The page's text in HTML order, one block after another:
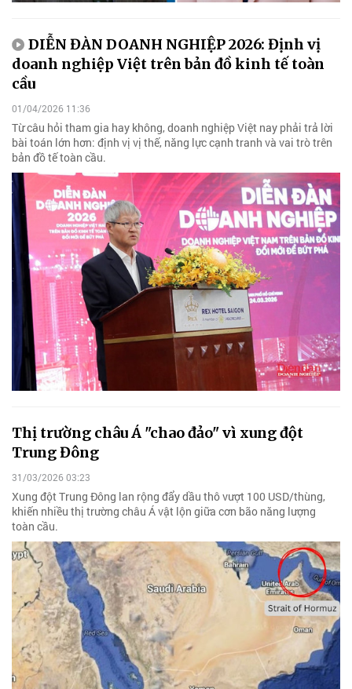
DIỄN ĐÀN DOANH NGHIỆP 2026: Định vị
doanh nghiệp Việt trên bản đồ kinh tế toàn
cầu
01/04/2026 11:36
Từ câu hỏi tham gia hay không, doanh nghiệp Việt nay phải trả lời
bài toán lớn hơn: định vị vị thế, năng lực cạnh tranh và vai trò trên
bản đồ tế toàn cầu.
Thị trường châu Á "chao đảo" vì xung đột
Trung Đông
31/03/2026 03:23
Xung đột Trung Đông lan rộng đẩy dầu thô vượt 100 USD/thùng,
khiến nhiều thị trường châu Á vật lộn giữa cơn bão năng lượng
toàn cầu.